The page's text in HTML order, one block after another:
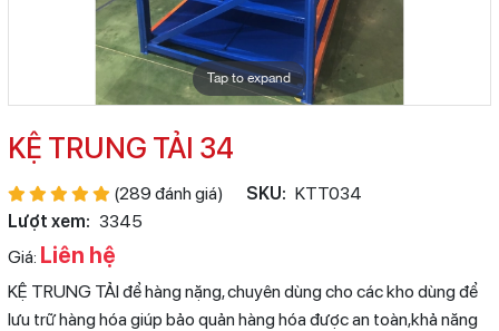
Tap to expand
KỆ TRUNG TẢI 34
(289 đánh giá) SKU: KTT034
Lượt xem: 3345
Giá: Liên hệ
KỆ TRUNG TẢI để hàng nặng, chuyên dùng cho các kho dùng để
lưu trữ hàng hóa giúp bảo quản hàng hóa được an toàn,khả năng